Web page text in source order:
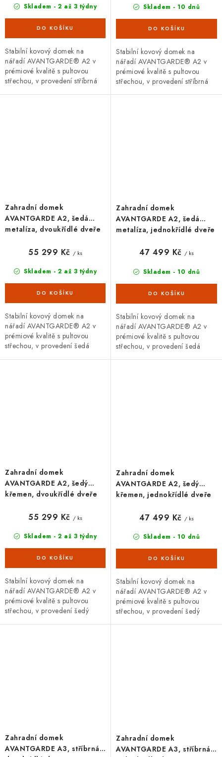
Skladem - 2 až 3 týdny
Stabilní kovový domek na
nářadí AVANTGARDE® A2 v
prémiové kvalitě s pultovou
střechou, v provedení stříbrná
Skladem - 10 dnů
Stabilní kovový domek na
nářadí AVANTGARDE® A2 v
prémiové kvalitě s pultovou
střechou, v provedení stříbrná
Zahradní domek
AVANTGARDE A2, šedá
metalíza, dvoukřídlé dveře
Skladem - 2 až 3 týdny
55 299 Kč / ks
Stabilní kovový domek na
nářadí AVANTGARDE® A2 v
prémiové kvalitě s pultovou
střechou, v provedení šedá
Zahradní domek
AVANTGARDE A2, šedá
metalíza, jednokřídlé dveře
Skladem - 10 dnů
47 499 Kč / ks
Stabilní kovový domek na
nářadí AVANTGARDE® A2 v
prémiové kvalitě s pultovou
střechou, v provedení šedá
Zahradní domek
AVANTGARDE A2, šedý
křemen, dvoukřídlé dveře
Skladem - 2 až 3 týdny
55 299 Kč / ks
Stabilní kovový domek na
nářadí AVANTGARDE® A2 v
prémiové kvalitě s pultovou
střechou, v provedení šedý
Zahradní domek
AVANTGARDE A2, šedý
křemen, jednokřídlé dveře
Skladem - 10 dnů
47 499 Kč / ks
Stabilní kovový domek na
nářadí AVANTGARDE® A2 v
prémiové kvalitě s pultovou
střechou, v provedení šedý
Zahradní domek
AVANTGARDE A3, stříbrná,
Zahradní domek
AVANTGARDE A3, stříbrná,